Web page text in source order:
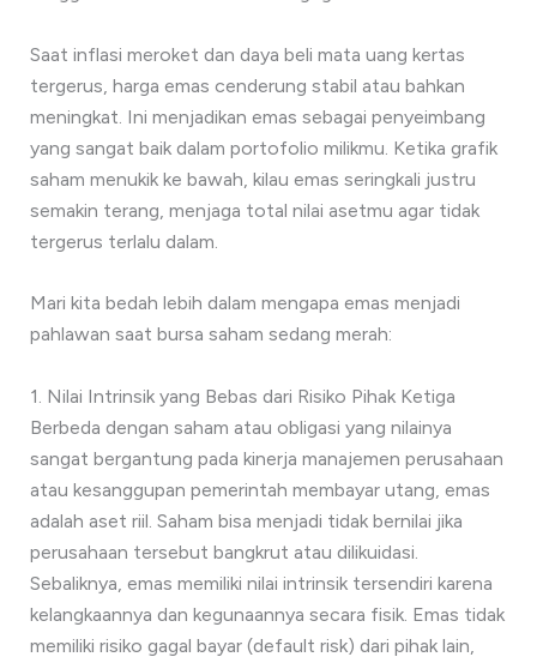
Saat inflasi meroket dan daya beli mata uang kertas
tergerus, harga emas cenderung stabil atau bahkan
meningkat. Ini menjadikan emas sebagai penyeimbang
yang sangat baik dalam portofolio milikmu. Ketika grafik
saham menukik ke bawah, kilau emas seringkali justru
semakin terang, menjaga total nilai asetmu agar tidak
tergerus terlalu dalam.
Mari kita bedah lebih dalam mengapa emas menjadi
pahlawan saat bursa saham sedang merah:
1. Nilai Intrinsik yang Bebas dari Risiko Pihak Ketiga
Berbeda dengan saham atau obligasi yang nilainya
sangat bergantung pada kinerja manajemen perusahaan
atau kesanggupan pemerintah membayar utang, emas
adalah aset riil. Saham bisa menjadi tidak bernilai jika
perusahaan tersebut bangkrut atau dilikuidasi.
Sebaliknya, emas memiliki nilai intrinsik tersendiri karena
kelangkaannya dan kegunaannya secara fisik. Emas tidak
memiliki risiko gagal bayar (default risk) dari pihak lain,